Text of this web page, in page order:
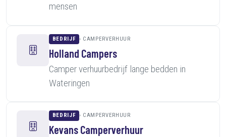
mensen
BEDRIJF CAMPERVERHUUR
Holland Campers
Camper verhuurbedrijf lange bedden in
Wateringen
BEDRIJF CAMPERVERHUUR
Kevans Camperverhuur